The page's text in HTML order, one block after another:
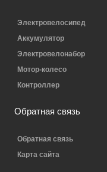
Электровелосипед
Аккумулятор
Электровелонабор
Мотор-колесо
Контроллер
Обратная связь
Обратная связь
Карта сайта